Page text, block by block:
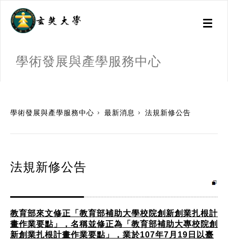
Toggle
學術發展與產學服務中心
學術發展與產學服務中心 最新消息 法規新修公告
法規新修公告
教育部來文修正「教育部補助大學校院創新創業扎根計
畫作業要點」，名稱並修正為「教育部補助大專校院創
新創業扎根計畫作業要點」，業於107年7月19日以臺